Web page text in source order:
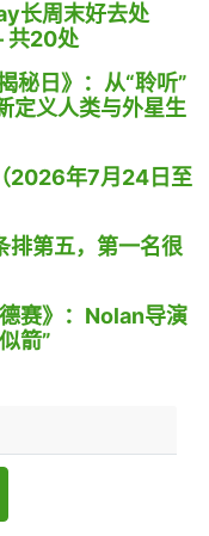
长周末好去处
共20处
秘日》：从“聆听”
定义人类与外星生
2026年7月24日至
排第五，第一名很
赛》：Nolan导演
箭”